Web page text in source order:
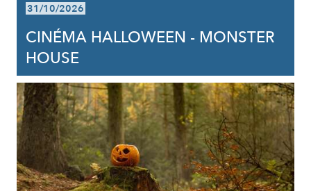
31/10/2026
CINÉMA HALLOWEEN - MONSTER
HOUSE